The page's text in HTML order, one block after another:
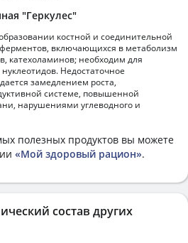
"Геркулес"
костной и соединительной
ферментов, включающихся в метаболизм
катехоламинов; необходим для
Недостаточное
замедлением роста,
системе, повышенной
нарушениями углеводного и
полезных продуктов вы можете
«Мой здоровый рацион».
состав других